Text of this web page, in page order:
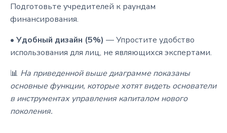
Подготовьте учредителей к раундам
финансирования.
• Удобный дизайн (5%) — Упростите удобство
использования для лиц, не являющихся экспертами.
📊 На приведенной выше диаграмме показаны
основные функции, которые хотят видеть основатели
в инструментах управления капиталом нового
поколения.